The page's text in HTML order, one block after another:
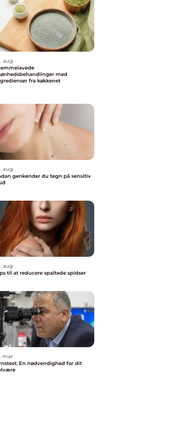
aug
med
fra køkkenet
aug
genkender du tegn på sensitiv
aug
til at reducere spaltede spidser
mar
En nødvendighed for dit